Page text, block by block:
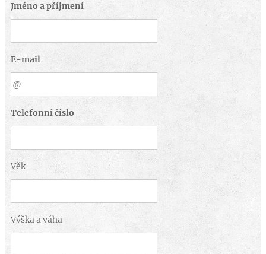
Jméno a příjmení
E-mail
Telefonní číslo
Věk
Výška a váha